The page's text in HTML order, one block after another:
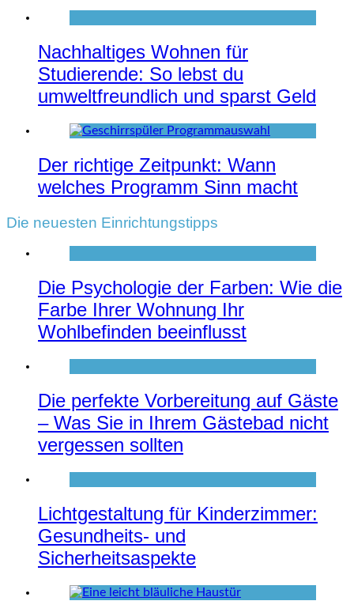
Nachhaltiges Wohnen für
Studierende: So lebst du
umweltfreundlich und sparst Geld
Der richtige Zeitpunkt: Wann
welches Programm Sinn macht
Die neuesten Einrichtungstipps
Die Psychologie der Farben: Wie die
Farbe Ihrer Wohnung Ihr
Wohlbefinden beeinflusst
Die perfekte Vorbereitung auf Gäste
– Was Sie in Ihrem Gästebad nicht
vergessen sollten
Lichtgestaltung für Kinderzimmer:
Gesundheits- und
Sicherheitsaspekte